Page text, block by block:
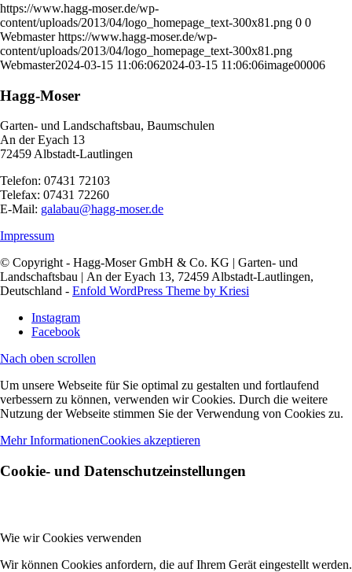
https://www.hagg-moser.de/wp-
content/uploads/2013/04/logo_homepage_text-300x81.png 0 0
Webmaster https://www.hagg-moser.de/wp-
content/uploads/2013/04/logo_homepage_text-300x81.png
Webmaster2024-03-15 11:06:062024-03-15 11:06:06image00006
Hagg-Moser
Garten- und Landschaftsbau, Baumschulen
An der Eyach 13
72459 Albstadt-Lautlingen
Telefon: 07431 72103
Telefax: 07431 72260
E-Mail: galabau@hagg-moser.de
Impressum
© Copyright - Hagg-Moser GmbH & Co. KG | Garten- und
Landschaftsbau | An der Eyach 13, 72459 Albstadt-Lautlingen,
Deutschland - Enfold WordPress Theme by Kriesi
Instagram
Facebook
Nach oben scrollen
Um unsere Webseite für Sie optimal zu gestalten und fortlaufend
verbessern zu können, verwenden wir Cookies. Durch die weitere
Nutzung der Webseite stimmen Sie der Verwendung von Cookies zu.
Mehr InformationenCookies akzeptieren
Cookie- und Datenschutzeinstellungen
Wie wir Cookies verwenden
Wir können Cookies anfordern, die auf Ihrem Gerät eingestellt werden.